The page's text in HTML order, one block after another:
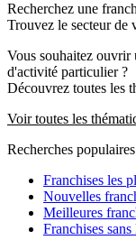
Recherchez une
Trouvez le secteur de
Vous souhaitez ouvrir
d'activité particulier ?
Découvrez toutes les
Voir toutes les
Recherches populaires
Franchises les
Nouvelles
Meilleures
Franchises sans